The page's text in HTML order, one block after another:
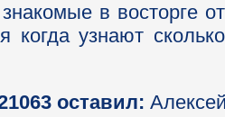
в восторге от
когда узнают сколько
оставил: